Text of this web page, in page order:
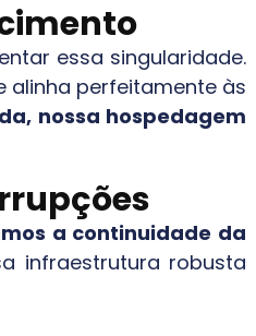
essa singularidade.
alinha perfeitamente às
nossa hospedagem
a continuidade da
infraestrutura robusta